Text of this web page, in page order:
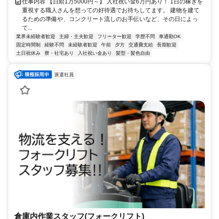
仕事内容 【日給1万5000円～】 入社祝い金6万円あり！ 1日の稼ぎを
重視する職人さんを想っての好待遇でお待ちしてます。 建物を建て
るための準備や、コンクリート流しのお手伝いなど、その日によっ
て...
業界未経験者歓迎 主婦・主夫歓迎 フリーター歓迎 学歴不問
車通勤OK
固定時間制
経験不問 未経験者歓迎 午前 夕方 交通費支給
長期歓迎
土日祝休み
寮・社宅あり 入社祝い金あり 髪型・髪色自由
派遣社員
倉庫内作業スタッフ(フォークリフト)